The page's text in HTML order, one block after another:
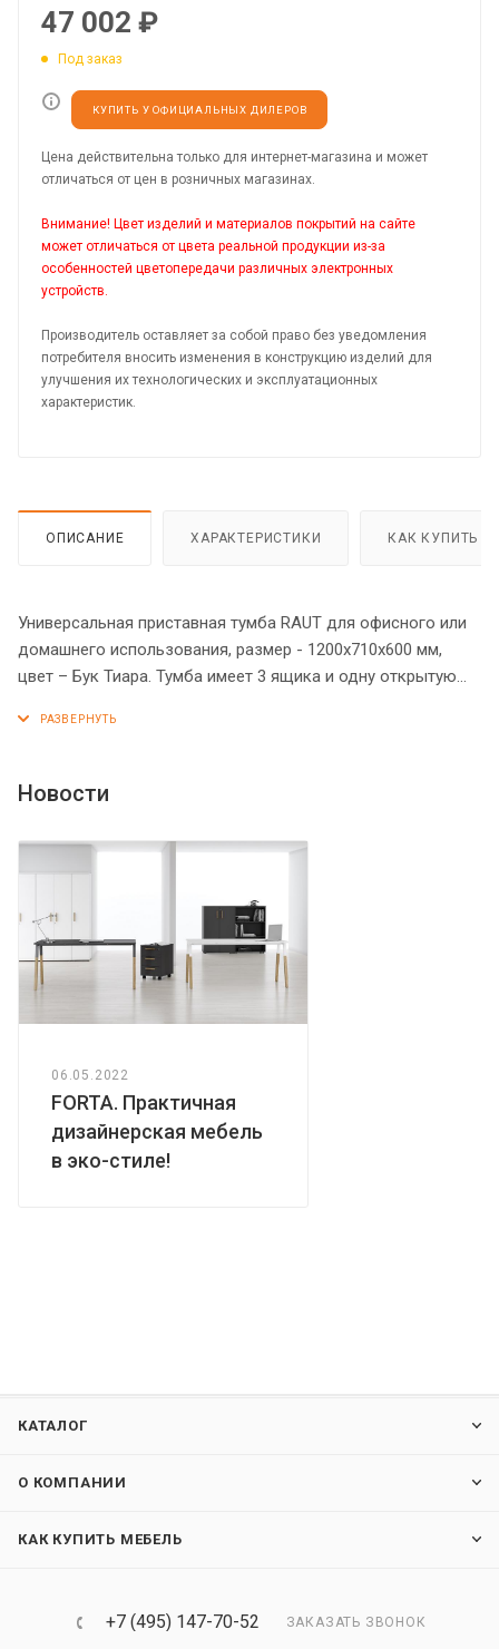
47 002 ₽
Под заказ
КУПИТЬ У ОФИЦИАЛЬНЫХ ДИЛЕРОВ
Цена действительна только для интернет-магазина и может
отличаться от цен в розничных магазинах.
Внимание! Цвет изделий и материалов покрытий на сайте
может отличаться от цвета реальной продукции из-за
особенностей цветопередачи различных электронных
устройств.
Производитель оставляет за собой право без уведомления
потребителя вносить изменения в конструкцию изделий для
улучшения их технологических и эксплуатационных
характеристик.
ОПИСАНИЕ ХАРАКТЕРИСТИКИ КАК КУПИТЬ
Универсальная приставная тумба RAUT для офисного или
домашнего использования, размер - 1200х710х600 мм,
цвет – Бук Тиара. Тумба имеет 3 ящика и одну открытую
металлическая ручка. Верх оснащен солидной
МДФ 30 мм (видимая толщина столешницы – 38
по высоте опоры обеспечат тумбе устойчивость на
неровном полу.
Новости
06.05.2022
FORTA. Практичная
дизайнерская мебель
в эко-стиле!
КАТАЛОГ
О КОМПАНИИ
КАК КУПИТЬ МЕБЕЛЬ
+7 (495) 147-70-52 ЗАКАЗАТЬ ЗВОНОК